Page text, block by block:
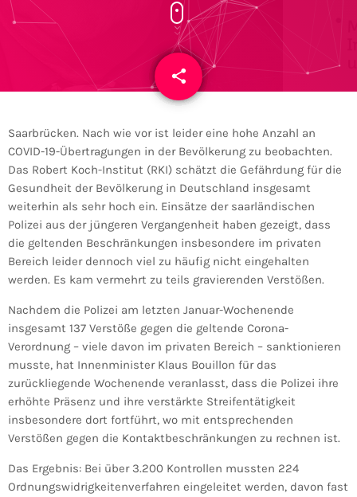
share
email
Saarbrücken. Nach wie vor ist leider eine hohe Anzahl an
COVID-19-Übertragungen in der Bevölkerung zu beobachten.
Das Robert Koch-Institut (RKI) schätzt die Gefährdung für die
Gesundheit der Bevölkerung in Deutschland insgesamt
weiterhin als sehr hoch ein. Einsätze der saarländischen
Polizei aus der jüngeren Vergangenheit haben gezeigt, dass
die geltenden Beschränkungen insbesondere im privaten
Bereich leider dennoch viel zu häufig nicht eingehalten
werden. Es kam vermehrt zu teils gravierenden Verstößen.
Nachdem die Polizei am letzten Januar-Wochenende
insgesamt 137 Verstöße gegen die geltende Corona-
Verordnung – viele davon im privaten Bereich – sanktionieren
musste, hat Innenminister Klaus Bouillon für das
zurückliegende Wochenende veranlasst, dass die Polizei ihre
erhöhte Präsenz und ihre verstärkte Streifentätigkeit
insbesondere dort fortführt, wo mit entsprechenden
Verstößen gegen die Kontaktbeschränkungen zu rechnen ist.
Das Ergebnis: Bei über 3.200 Kontrollen mussten 224
Ordnungswidrigkeitenverfahren eingeleitet werden, davon fast